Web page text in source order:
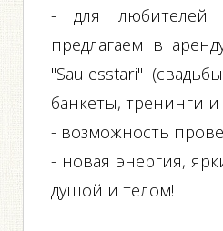
- для любителей
предлагаем в
"Saulesstari"
банкеты, тренинги и
- возможность
- новая энергия,
душой и телом!